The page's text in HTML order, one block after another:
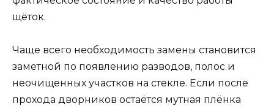
щёток.
Чаще всего необходимость замены становится
заметной по появлению разводов, полос и
неочищенных участков на стекле. Если после
прохода дворников остаётся мутная плёнка